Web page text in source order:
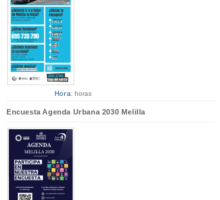
Hora: horas
Encuesta Agenda Urbana 2030 Melilla